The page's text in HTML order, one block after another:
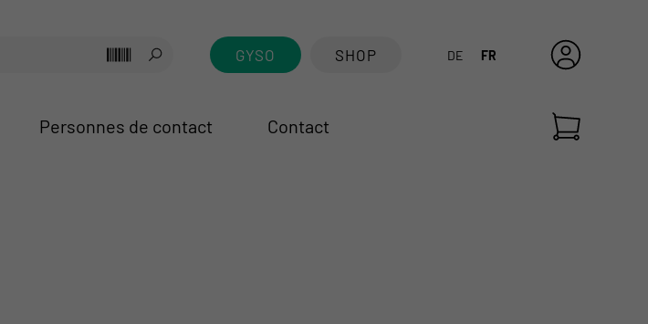
GYSO SHOP DE FR
Personnes de contact Contact